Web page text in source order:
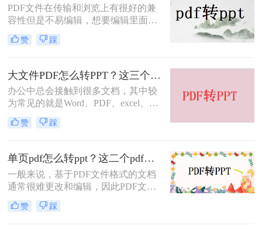
PDF文件在传输和浏览上有很好的兼
容性但是不易编辑，想要编辑里面的
内容直接使用还需要转换成其他的格
式，比如说Word、txt、excel、PPT
件转ppt文件的方法，其实方法很简
单，操作也很快捷，下面就来看看是
pdf如何快速转ppt的吧。
赞 踩
大文件PDF怎么转PPT？这三个PDF转PPT方法你值得拥有，免费快捷又方便！
办公中总会接触到很多文档，其中较
为常见的就是Word、PDF、excel、
TXT、PPT等，这些文档各有各的优
势，使用起来也是十分的方便，但是
那么有什么方法可以做到呢？今天就
来讲讲大文件PDF怎么转PPT，看看
小编是怎么将这两种文档进行互换
的，如果你还不知道，那么看完这篇
文章你就学到了，一起来了解吧。
赞 踩
单页pdf怎么转ppt？这二个pdf转ppt方法你值得拥有，免费快捷又方便！
一般来说，基于PDF文件格式的文档
通常很难更改和编辑，因此PDF文件
通常被称为标准电子格式。作为上班
族，他们经常需要处理类似的PDF文
赞 踩